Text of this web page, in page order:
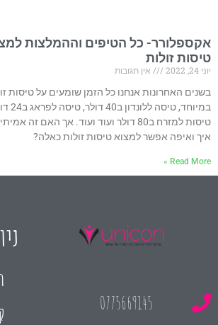
אקספלורר- כל הטיפים וההמלצות
טיסות זולות
יוני 24, 2022
אין תגובות
בשנים האחרונות אנחנו כל הזמן שומעים על טיסות
במיוחד,
טיסות למזרח ב80 דולר ועוד ועוד. אך האם זה
איך ואיפה אפשר למצוא טיסות זולות כאלה?
Read More »
0775669145